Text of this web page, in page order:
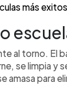
más
al torno. El
se limpia y
para